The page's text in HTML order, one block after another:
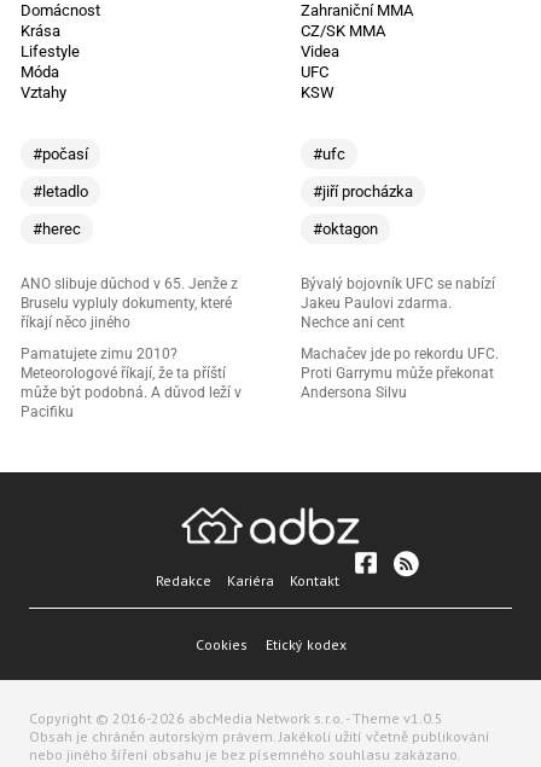
Domácnost
Krása
Lifestyle
Móda
Vztahy
#počasí
#letadlo
#herec
ANO slibuje důchod v 65. Jenže z
Bruselu vypluly dokumenty, které
říkají něco jiného
Pamatujete zimu 2010?
Meteorologové říkají, že ta příští
může být podobná. A důvod leží v
Pacifiku
Zahraniční MMA
CZ/SK MMA
Videa
UFC
KSW
#ufc
#jiří procházka
#oktagon
Bývalý bojovník UFC se nabízí
Jakeu Paulovi zdarma.
Nechce ani cent
Machačev jde po rekordu UFC.
Proti Garrymu může překonat
Andersona Silvu
Redakce Kariéra Kontakt
Cookies Etický kodex
Copyright © 2016-2026 abcMedia Network s.r.o. - Theme v1.0.5
Obsah je chráněn autorským právem. Jakékoli užití včetně publikování
nebo jiného šíření obsahu je bez písemného souhlasu zakázano.